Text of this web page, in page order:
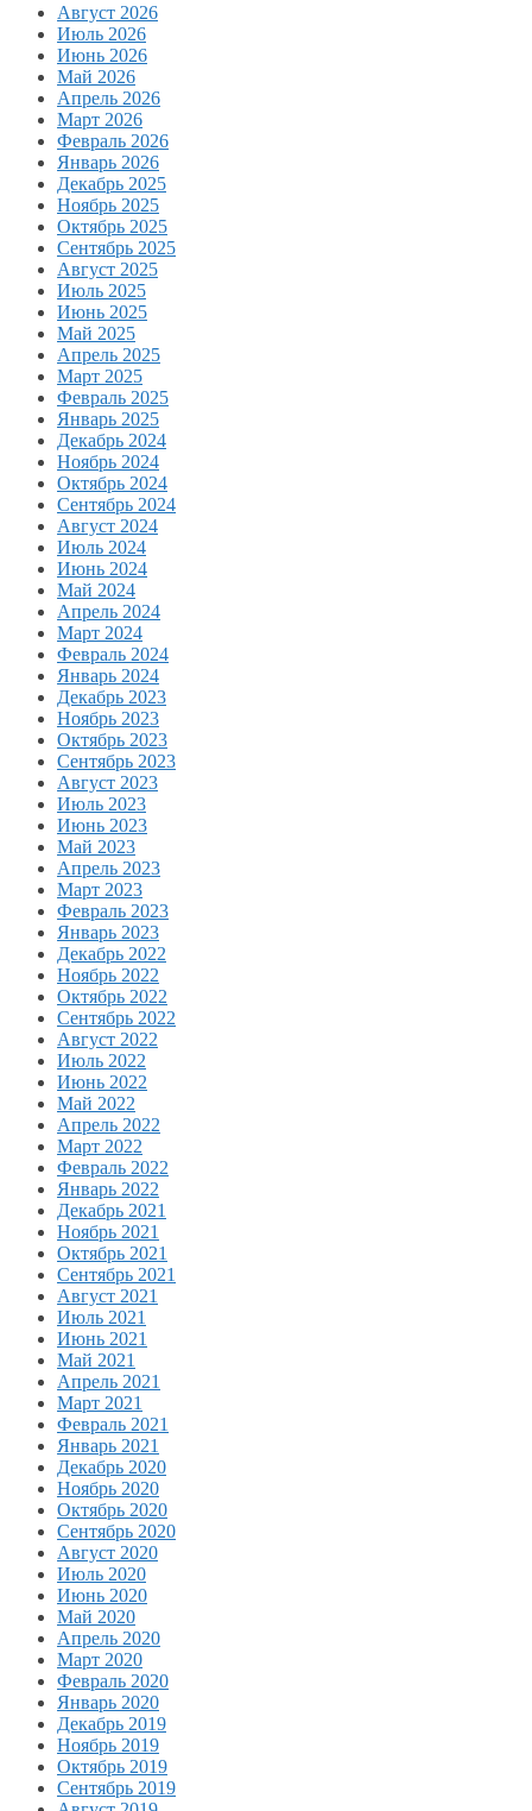
Август 2026
Июль 2026
Июнь 2026
Май 2026
Апрель 2026
Март 2026
Февраль 2026
Январь 2026
Декабрь 2025
Ноябрь 2025
Октябрь 2025
Сентябрь 2025
Август 2025
Июль 2025
Июнь 2025
Май 2025
Апрель 2025
Март 2025
Февраль 2025
Январь 2025
Декабрь 2024
Ноябрь 2024
Октябрь 2024
Сентябрь 2024
Август 2024
Июль 2024
Июнь 2024
Май 2024
Апрель 2024
Март 2024
Февраль 2024
Январь 2024
Декабрь 2023
Ноябрь 2023
Октябрь 2023
Сентябрь 2023
Август 2023
Июль 2023
Июнь 2023
Май 2023
Апрель 2023
Март 2023
Февраль 2023
Январь 2023
Декабрь 2022
Ноябрь 2022
Октябрь 2022
Сентябрь 2022
Август 2022
Июль 2022
Июнь 2022
Май 2022
Апрель 2022
Март 2022
Февраль 2022
Январь 2022
Декабрь 2021
Ноябрь 2021
Октябрь 2021
Сентябрь 2021
Август 2021
Июль 2021
Июнь 2021
Май 2021
Апрель 2021
Март 2021
Февраль 2021
Январь 2021
Декабрь 2020
Ноябрь 2020
Октябрь 2020
Сентябрь 2020
Август 2020
Июль 2020
Июнь 2020
Май 2020
Апрель 2020
Март 2020
Февраль 2020
Январь 2020
Декабрь 2019
Ноябрь 2019
Октябрь 2019
Сентябрь 2019